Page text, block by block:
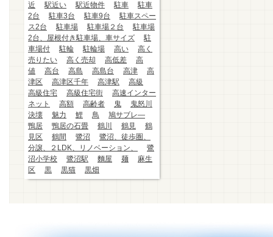
近
駅近い 駅近物件 駐車
駐車
2台
駐車3台 駐車9台
駐車スペー
ス2台
駐車場 駐車場２台
駐車場
2台、屋根付き駐車場、車サイズ
駐
車場付
駐輪 駐輪場 高い
高く
売りたい
高く売却 高低差
高
値
高台 高島 高島台 高津
高
津区
高津区千年 高津駅
高級
高級住宅
高級住宅街
高速インター
ネット
高額 高齢者 鬼
鬼怒川
決壊
魅力 鯉 鳥
鳩サブレ―
鴨居
鴨居の石畳 鶴川 鶴見
鶴
見区
鶴間 鷺沼
鷺沼、徒歩圏、
分譲、２LDK、リノベーション、
鷺
沼小学校
鷺沼駅 麵屋 麺
麻生
区
黒 黒猫 黒畑